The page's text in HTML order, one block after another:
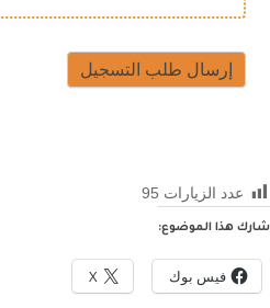
إرسال طلب التسجيل
عدد الزيارات 95
شارك هذا الموضوع:
فيس بوك X